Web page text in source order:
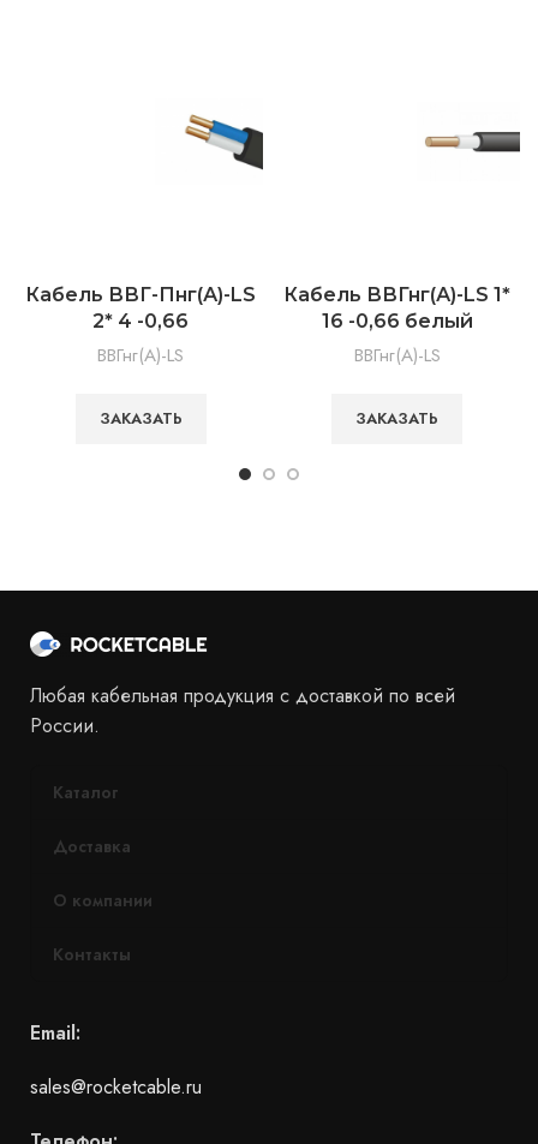
Кабель ВВГ-Пнг(А)-LS
2* 4 -0,66
ВВГнг(А)-LS
ЗАКАЗАТЬ
Кабель ВВГнг(А)-LS 1*
16 -0,66 белый
ВВГнг(А)-LS
ЗАКАЗАТЬ
Любая кабельная продукция с доставкой по всей
России.
Каталог
Доставка
О компании
Контакты
Email:
sales@rocketcable.ru